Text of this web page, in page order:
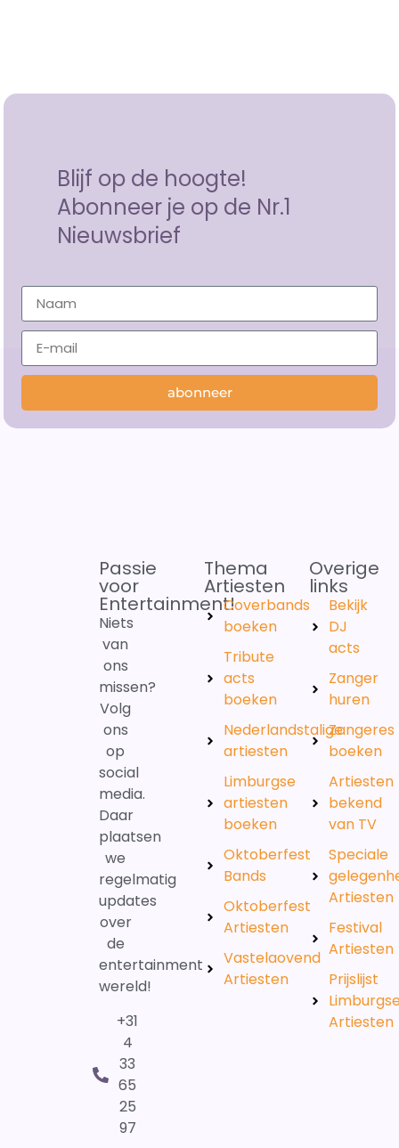
Blijf op de hoogte!
Abonneer je op de Nr.1
Nieuwsbrief
abonneer
Passie
voor
Entertainment!
Niets
van
ons
missen?
Volg
ons
op
social
media.
Daar
plaatsen
we
regelmatig
updates
over
de
entertainment
wereld!
+31
4
33
65
25
97
Thema
Artiesten
Coverbands
boeken
Tribute
acts
boeken
Nederlandstalige
artiesten
Limburgse
artiesten
boeken
Oktoberfest
Bands
Oktoberfest
Artiesten
Vastelaovend
Artiesten
Overige
links
Bekijk
DJ
acts
Zanger
huren
Zangeres
boeken
Artiesten
bekend
van TV
Speciale
Artiesten
Festival
Artiesten
Prijslijst
Artiesten